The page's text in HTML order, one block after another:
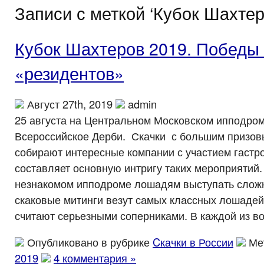
Записи с меткой ‘Кубок
Кубок Шахтеров 2019. Победы
«резидентов»
Август 27th, 2019
admin
25 августа на Центральном Московском
Всероссийское Дерби. Скачки с большим
собирают интересные компании с участием
составляет основную интригу таких
незнакомом ипподроме лошадям выступать
скаковые митинги везут самых классных
считают серьезными соперниками. В каждой из
Опубликовано в рубрике Cкачки в России
2019
4 комментария »